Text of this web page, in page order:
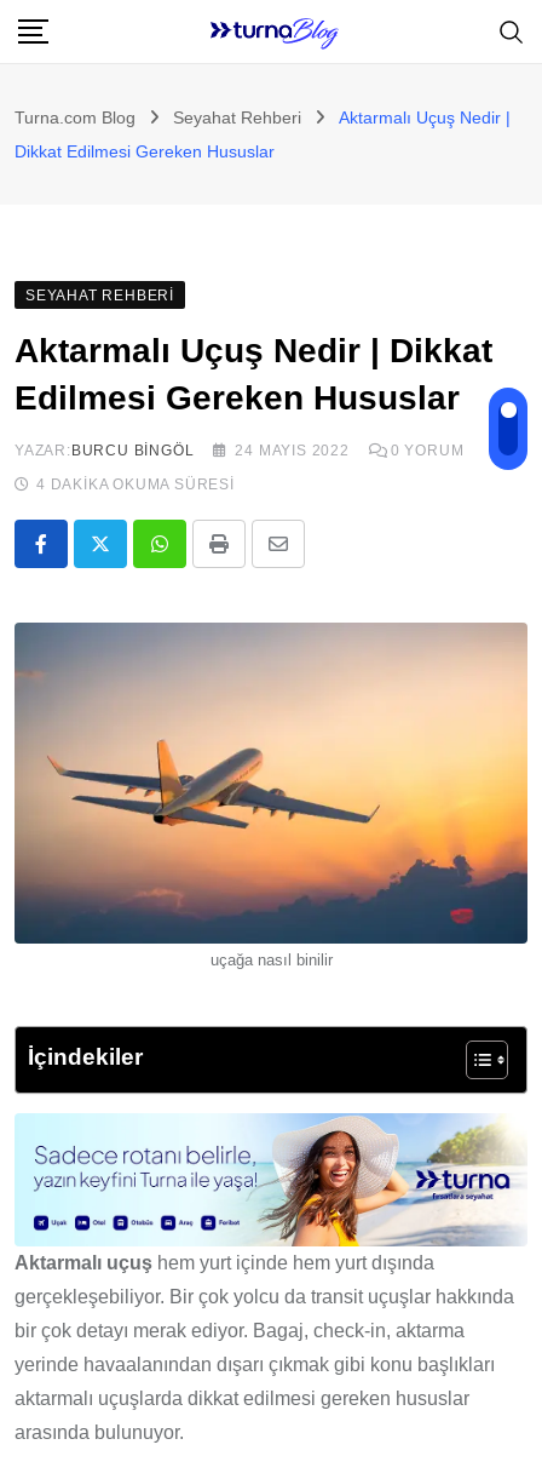
Skip
Turna.com Blog Seyahat Rehberi
Aktarmalı Uçuş Nedir |
Dikkat Edilmesi Gereken Hususlar
SEYAHAT REHBERI
Aktarmalı Uçuş Nedir | Dikkat
Edilmesi Gereken Hususlar
YAZAR: BURCU BINGÖL 24 MAYIS 2022 0 YORUM
4 DAKIKA OKUMA SÜRESI
Whatsapp
Print
ile
uçağa nasıl binilir
İçindekiler
Aktarmalı uçuş hem yurt içinde hem yurt dışında
gerçekleşebiliyor. Bir çok yolcu da transit uçuşlar hakkında
bir çok detayı merak ediyor. Bagaj, check-in, aktarma
yerinde havaalanından dışarı çıkmak gibi konu başlıkları
aktarmalı uçuşlarda dikkat edilmesi gereken hususlar
arasında bulunuyor.